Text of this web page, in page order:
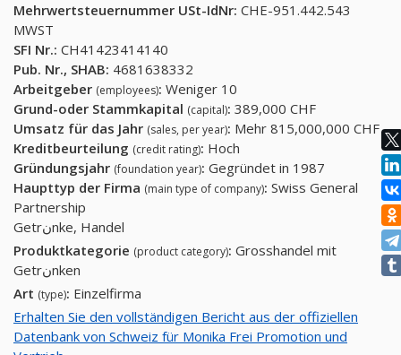
Mehrwertsteuernummer USt-IdNr: CHE-951.442.543
MWST
SFI Nr.: CH41423414140
Pub. Nr., SHAB: 4681638332
Arbeitgeber (employees): Weniger 10
Grund-oder Stammkapital (capital): 389,000 CHF
Umsatz für das Jahr (sales, per year): Mehr 815,000,000 CHF
Kreditbeurteilung (credit rating): Hoch
Gründungsjahr (foundation year): Gegründet in 1987
Haupttyp der Firma (main type of company): Swiss General
Partnership
Getrنnke, Handel
Produktkategorie (product category): Grosshandel mit
Getrنnken
Art (type): Einzelfirma
Erhalten Sie den vollständigen Bericht aus der offiziellen
Datenbank von Schweiz für Monika Frei Promotion und